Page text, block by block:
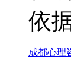
依
成都心理